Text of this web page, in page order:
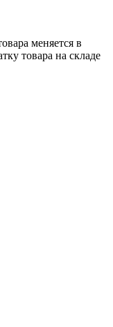
меняется в
товара на складе